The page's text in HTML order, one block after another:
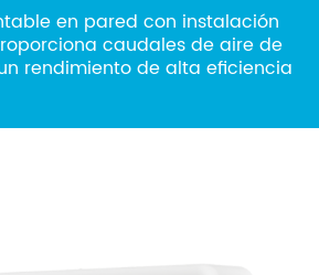
en pared con instalación
caudales de aire de
rendimiento de alta eficiencia